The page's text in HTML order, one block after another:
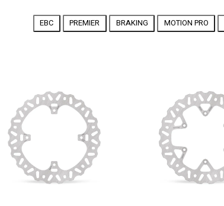
MOTION PRO
BRAKING
PREMIER
EBC